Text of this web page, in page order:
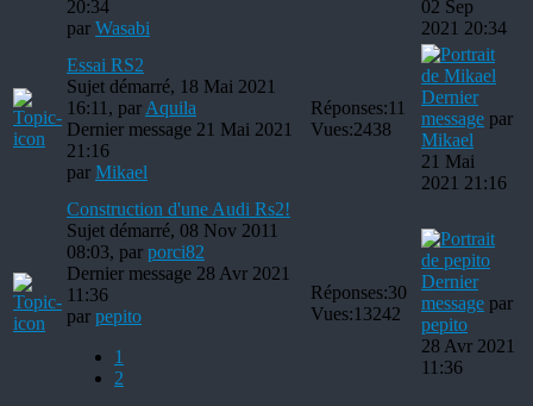
20:34
par Wasabi
02 Sep
2021 20:34
Essai RS2
Sujet démarré, 18 Mai 2021
16:11, par Aquila
Dernier message 21 Mai 2021
21:16
par Mikael
Réponses:11
Vues:2438
Dernier
message par
Mikael
21 Mai
2021 21:16
Construction d'une Audi Rs2!
Sujet démarré, 08 Nov 2011
08:03, par porci82
Dernier message 28 Avr 2021
11:36
par pepito
1
2
Réponses:30
Vues:13242
Dernier
message par
pepito
28 Avr 2021
11:36